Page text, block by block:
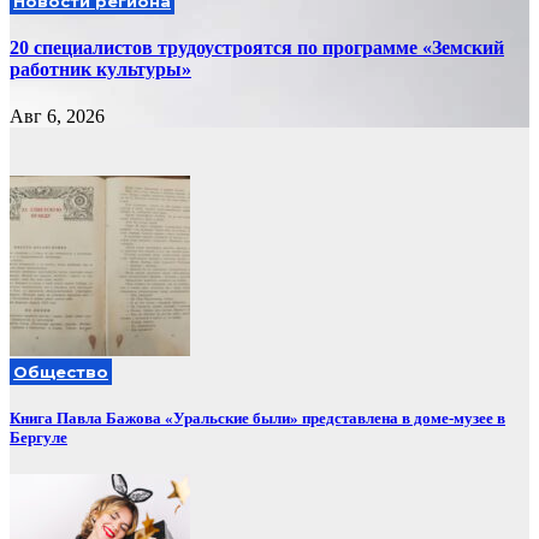
20 специалистов трудоустроятся по программе «Земский
работник культуры»
Авг 6, 2026
Общество
Книга Павла Бажова «Уральские были» представлена в доме-музее в
Бергуле